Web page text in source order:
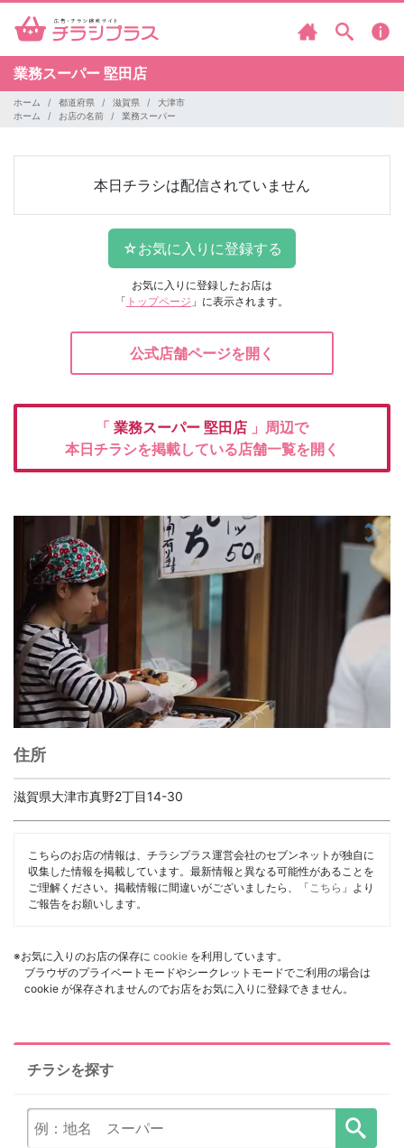
業務スーパー 堅田店
ホーム 都道府県 滋賀県
大津市
ホーム
お店の名前 業務スーパー
本日チラシは配信されていません
お気に入りに登録したお店は
「 トップページ 」に表示されます。
公式店舗ページを開く
「 業務スーパー 堅田店 」周辺で
本日チラシを掲載している店舗一覧を開く
住所
滋賀県大津市真野2丁目14-30
こちらのお店の情報は、チラシプラス運営会社のセブンネットが独自に
収集した情報を掲載しています。最新情報と異なる可能性があることを
ご理解ください。掲載情報に間違いがございましたら、「 こちら 」より
ご報告をお願いします。
※お気に入りのお店の保存に cookie を利用しています。
ブラウザのプライベートモードやシークレットモードでご利用の場合は
cookie が保存されませんのでお店をお気に入りに登録できません。
チラシを探す